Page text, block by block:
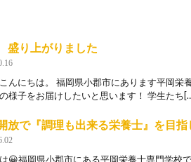
り上がりました
んにちは。 福岡県小郡市にあります平岡
様子をお届けしたいと思います！ 学生たち
放で『調理も出来る栄養士』を目指
😀福岡県小郡市にある平岡栄養士専門学校